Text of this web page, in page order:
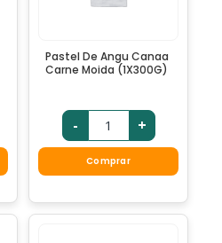
Pastel De Angu Canaa
Carne Moida (1X300G)
- +
Comprar